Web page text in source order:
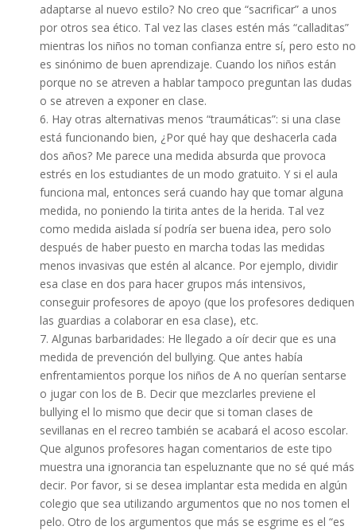
adaptarse al nuevo estilo? No creo que “sacrificar” a unos
por otros sea ético. Tal vez las clases estén más “calladitas”
mientras los niños no toman confianza entre sí, pero esto no
es sinónimo de buen aprendizaje. Cuando los niños están
porque no se atreven a hablar tampoco preguntan las dudas
o se atreven a exponer en clase.
6. Hay otras alternativas menos “traumáticas”: si una clase
está funcionando bien, ¿Por qué hay que deshacerla cada
dos años? Me parece una medida absurda que provoca
estrés en los estudiantes de un modo gratuito. Y si el aula
funciona mal, entonces será cuando hay que tomar alguna
medida, no poniendo la tirita antes de la herida. Tal vez
como medida aislada sí podría ser buena idea, pero solo
después de haber puesto en marcha todas las medidas
menos invasivas que estén al alcance. Por ejemplo, dividir
esa clase en dos para hacer grupos más intensivos,
conseguir profesores de apoyo (que los profesores dediquen
las guardias a colaborar en esa clase), etc.
7. Algunas barbaridades: He llegado a oír decir que es una
medida de prevención del bullying. Que antes había
enfrentamientos porque los niños de A no querían sentarse
o jugar con los de B. Decir que mezclarles previene el
bullying el lo mismo que decir que si toman clases de
sevillanas en el recreo también se acabará el acoso escolar.
Que algunos profesores hagan comentarios de este tipo
muestra una ignorancia tan espeluznante que no sé qué más
decir. Por favor, si se desea implantar esta medida en algún
colegio que sea utilizando argumentos que no nos tomen el
pelo. Otro de los argumentos que más se esgrime es el “es